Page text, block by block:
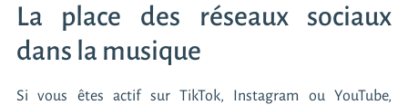
La place des réseaux sociaux
dans la musique
Si vous êtes actif sur TikTok, Instagram ou YouTube,